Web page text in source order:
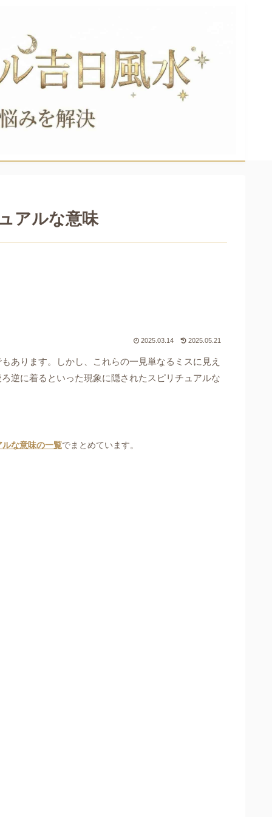
アルな意味
2025.03.14 2025.05.21
あります。しかし、これらの一見単なるミスに見え
逆に着るといった現象に隠されたスピリチュアルな
な意味の一覧でまとめています。